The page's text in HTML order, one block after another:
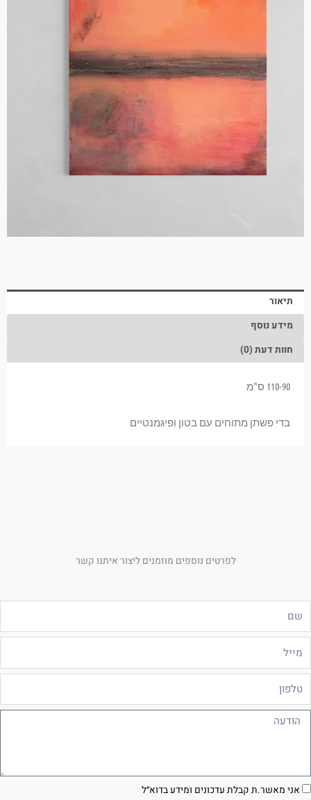
תיאור
מידע נוסף
חוות דעת (0)
110-90 ס"מ
בדי פשתן מתוחים עם בטון ופיגמנטיים
לפרטים נוספים מוזמנים ליצור איתנו קשר
אני מאשר.ת קבלת עדכונים ומידע בדוא״ל